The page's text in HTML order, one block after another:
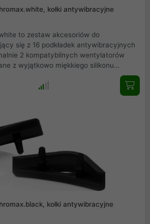
kołki antywibracyjne
to zestaw akcesoriów do
antywibracyjnych
2 kompatybilnych wentylatorów
z wyjątkowo miękkiego silikonu
zachowując jednocześnie pełną
śrubami do wentylatorów i
chromax i industrialPPC firmy
ich kolorystyki do indywidualnych
kołki antywibracyjne